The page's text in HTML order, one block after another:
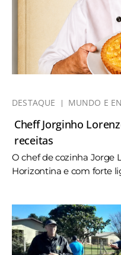
DESTAQUE MUNDO E
Cheff Jorginho
receitas
O chef de cozinha Jorge
Horizontina e com forte